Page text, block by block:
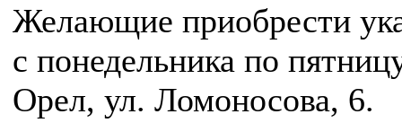
Желающие приобрести
с понедельника по
Орел, ул. Ломоносова, 6.